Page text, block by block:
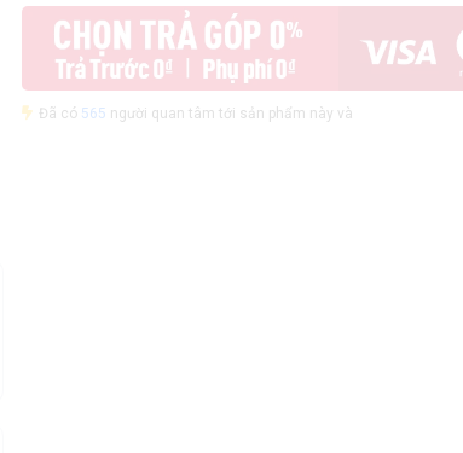
Đã có 565 người quan tâm tới sản phẩm này và